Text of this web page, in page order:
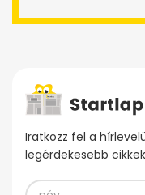
Iratkozz fel a
legérdekesebb